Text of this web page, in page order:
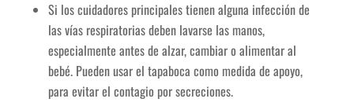
Si los cuidadores principales tienen alguna infección de
las vías respiratorias deben lavarse las manos,
especialmente antes de alzar, cambiar o alimentar al
bebé. Pueden usar el tapaboca como medida de apoyo,
para evitar el contagio por secreciones.